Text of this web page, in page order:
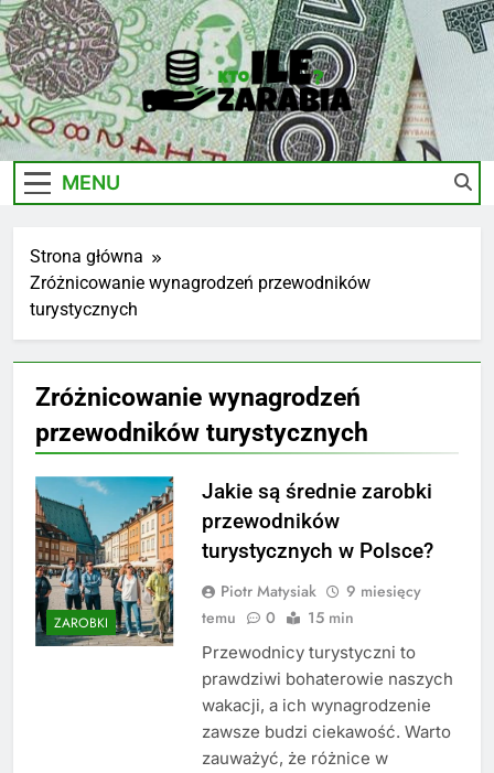
Skip
to
content
Ile-
Zarabia.edu.pl
Zarobki Gwiazd, Ciekawostki I Biznes
MENU
Strona główna
Zróżnicowanie wynagrodzeń przewodników
turystycznych
Zróżnicowanie wynagrodzeń
przewodników turystycznych
ZAROBKI
Jakie są średnie zarobki
przewodników
turystycznych w Polsce?
Piotr Matysiak
9 miesięcy
temu
0 15 min
Przewodnicy turystyczni to
prawdziwi bohaterowie naszych
wakacji, a ich wynagrodzenie
zawsze budzi ciekawość. Warto
zauważyć, że różnice w